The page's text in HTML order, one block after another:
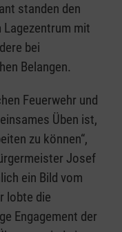
standen den
mit
bei
Belangen.
Feuerwehr und
Üben ist,
zu können“,
Josef
ein Bild vom
lobte die
Engagement der